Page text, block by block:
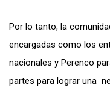
Por lo tanto, la
encargadas como los
nacionales y Perenco
partes para lograr una